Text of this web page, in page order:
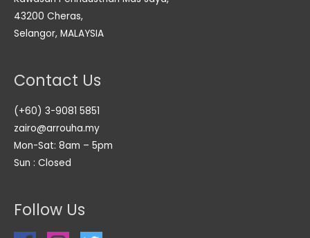
43200 Cheras,
Selangor, MALAYSIA
Contact Us
(+60) 3-9081 5851
zairo@arrouha.my
Mon-Sat: 8am – 5pm
Sun : Closed
Follow Us